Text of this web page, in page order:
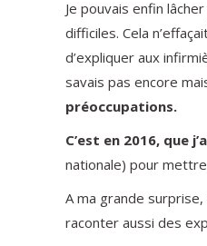
Je pouvais enfin
difficiles. Cela
d’expliquer aux
savais pas encore
préoccupations.
C’est en 2016, que
nationale) pour
A ma grande
raconter aussi des